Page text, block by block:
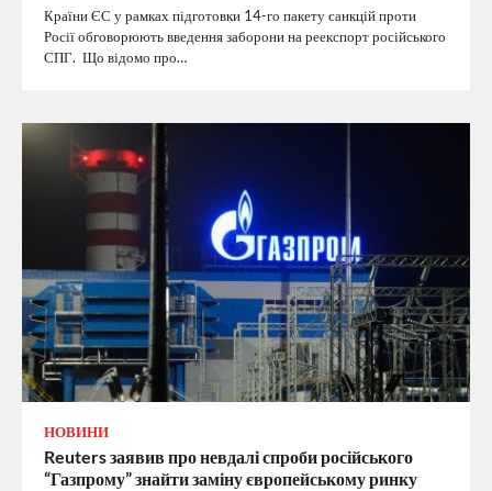
Країни ЄС у рамках підготовки 14-го пакету санкцій проти
Росії обговорюють введення заборони на реекспорт російського
СПГ. Що відомо про…
НОВИНИ
Reuters заявив про невдалі спроби російського
“Газпрому” знайти заміну європейському ринку